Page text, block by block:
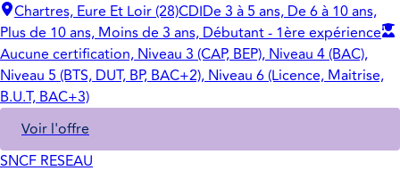
Chartres, Eure Et Loir (28)CDIDe 3 à 5 ans, De 6 à 10 ans,
Plus de 10 ans, Moins de 3 ans, Débutant - 1ère expérience
Aucune certification, Niveau 3 (CAP, BEP), Niveau 4 (BAC),
Niveau 5 (BTS, DUT, BP, BAC+2), Niveau 6 (Licence, Maitrise,
B.U.T, BAC+3)
Voir l'offre
SNCF RESEAU